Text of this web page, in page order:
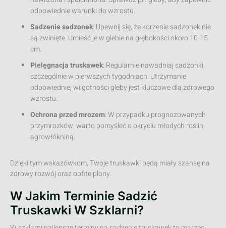
odpowiednie warunki do wzrostu.
Sadzenie sadzonek: Upewnij się, że korzenie sadzonek nie
są zwinięte. Umieść je w glebie na głębokości około 10-15
cm.
Pielęgnacja truskawek: Regularnie nawadniaj sadzonki,
szczególnie w pierwszych tygodniach. Utrzymanie
odpowiedniej wilgotności gleby jest kluczowe dla zdrowego
wzrostu.
Ochrona przed mrozem: W przypadku prognozowanych
przymrozków, warto pomyśleć o okryciu młodych roślin
agrowłókniną.
Dzięki tym wskazówkom, Twoje truskawki będą miały szansę na
zdrowy rozwój oraz obfite plony.
W Jakim Terminie Sadzić
Truskawki W Szklarni?